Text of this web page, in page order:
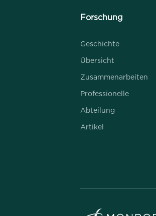
Forschung
Geschichte
Übersicht
Zusammenarbeiten
Professionelle
Abteilung
Artikel